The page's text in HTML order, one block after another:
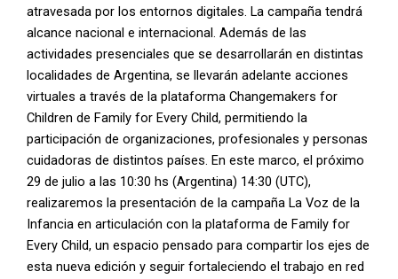
atravesada por los entornos digitales. La campaña tendrá
alcance nacional e internacional. Además de las
actividades presenciales que se desarrollarán en distintas
localidades de Argentina, se llevarán adelante acciones
virtuales a través de la plataforma Changemakers for
Children de Family for Every Child, permitiendo la
participación de organizaciones, profesionales y personas
cuidadoras de distintos países. En este marco, el próximo
29 de julio a las 10:30 hs (Argentina) 14:30 (UTC),
realizaremos la presentación de la campaña La Voz de la
Infancia en articulación con la plataforma de Family for
Every Child, un espacio pensado para compartir los ejes de
esta nueva edición y seguir fortaleciendo el trabajo en red